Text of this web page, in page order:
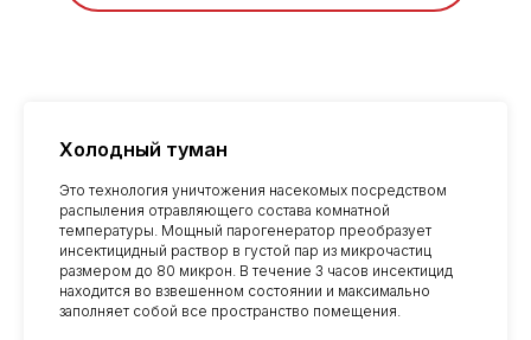
Холодный туман
Это технология уничтожения насекомых посредством
распыления отравляющего состава комнатной
температуры. Мощный парогенератор преобразует
инсектицидный раствор в густой пар из микрочастиц
размером до 80 микрон. В течение 3 часов инсектицид
находится во взвешенном состоянии и максимально
заполняет собой все пространство помещения.